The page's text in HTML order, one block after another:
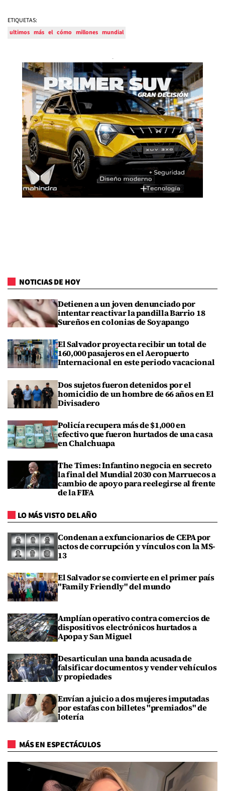
ETIQUETAS:
ultimos más el cómo millones mundial
NOTICIAS DE HOY
Detienen a un joven denunciado por
intentar reactivar la pandilla Barrio 18
Sureños en colonias de Soyapango
El Salvador proyecta recibir un total de
160,000 pasajeros en el Aeropuerto
Internacional en este periodo vacacional
Dos sujetos fueron detenidos por el
homicidio de un hombre de 66 años en El
Divisadero
Policía recupera más de $1,000 en
efectivo que fueron hurtados de una casa
en Chalchuapa
The Times: Infantino negocia en secreto
la final del Mundial 2030 con Marruecos a
cambio de apoyo para reelegirse al frente
de la FIFA
LO MÁS VISTO DEL AÑO
Condenan a exfuncionarios de CEPA por
actos de corrupción y vínculos con la MS-
13
El Salvador se convierte en el primer país
"Family Friendly" del mundo
Amplían operativo contra comercios de
dispositivos electrónicos hurtados a
Apopa y San Miguel
Desarticulan una banda acusada de
falsificar documentos y vender vehículos
y propiedades
Envían a juicio a dos mujeres imputadas
por estafas con billetes "premiados" de
lotería
MÁS EN ESPECTÁCULOS